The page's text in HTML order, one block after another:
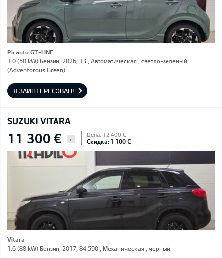
Picanto GT-LINE
1.0 (50 kW) Бензин, 2026, 13 , Автоматическая , светло-зеленый
(Adventorous Green)
Я ЗАИНТЕРЕСОВАН!
SUZUKI VITARA
11 300 € i
Цена: 12 400 €
Скидка: 1 100 €
Vitara
1.6 (88 kW) Бензин, 2017, 84 590 , Механическая , черный